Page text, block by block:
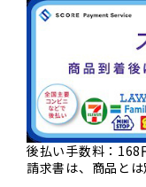
後払い手数料：168
請求書は、商品と